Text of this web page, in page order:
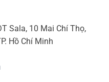
Sala, 10 Mai Chí Thọ,
Hồ Chí Minh